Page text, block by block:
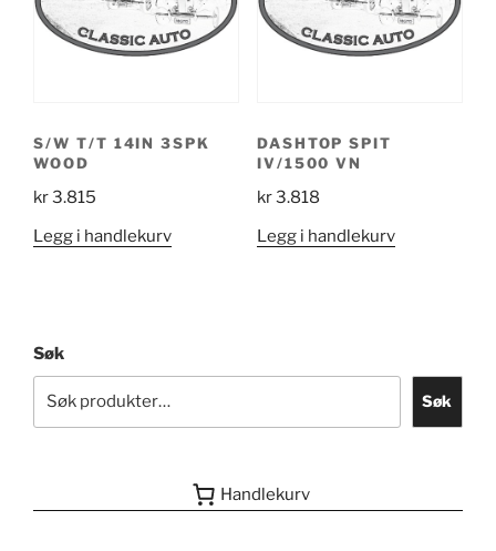
S/W T/T 14IN 3SPK
WOOD
kr3.815
Legg i handlekurv
DASHTOP SPIT
IV/1500 VN
kr3.818
Legg i handlekurv
Søk
Søk
Handlekurv